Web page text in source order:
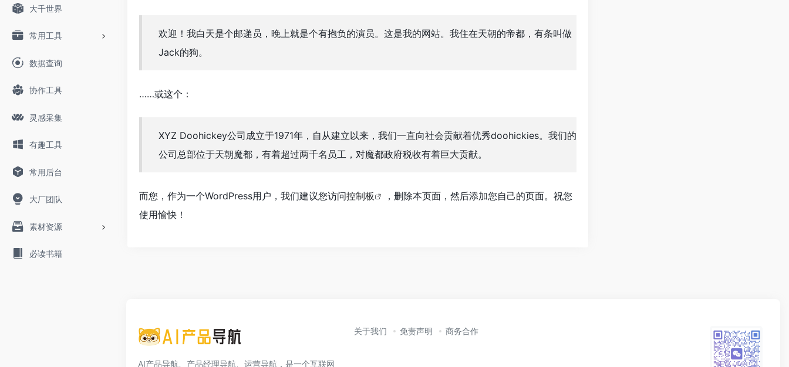
大千世界
常用工具
数据查询
协作工具
灵感采集
有趣工具
常用后台
大厂团队
素材资源
必读书籍
欢迎！我白天是个邮递员，晚上就是个有抱负的演员。这是我的网站。我住在天朝的帝都，有条叫做
Jack的狗。
……或这个：
XYZ Doohickey公司成立于1971年，自从建立以来，我们一直向社会贡献着优秀doohickies。我们的
公司总部位于天朝魔都，有着超过两千名员工，对魔都政府税收有着巨大贡献。
而您，作为一个WordPress用户，我们建议您访问控制板
，删除本页面，然后添加您自己的页面。祝您
使用愉快！
AI产品导航、产品经理导航、运营导航，是一个互联网
关于我们 免责声明 商务合作